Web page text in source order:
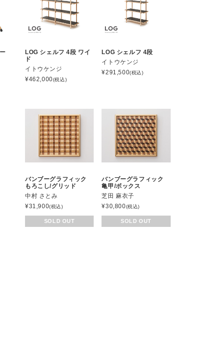
LOG シェルフ 4段 ワイ
ド
イトウケンジ
¥462,000(税込)
LOG シェルフ 4段
イトウケンジ
¥291,500(税込)
バンブーグラフィック
もろこし/グリッド
中村 さとみ
¥31,900(税込)
SOLD OUT
バンブーグラフィック
亀甲/ボックス
芝田 麻衣子
¥30,800(税込)
SOLD OUT